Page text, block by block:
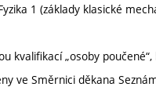
1 (základy klasické
kvalifikací „osoby
ve Směrnici děkana